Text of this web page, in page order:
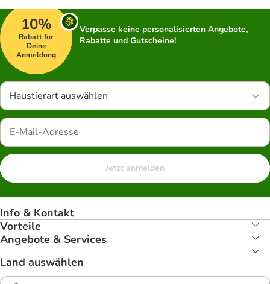
10%
Rabatt für
Deine
Anmeldung
Verpasse keine personalisierten Angebote,
Rabatte und Gutscheine!
Haustierart auswählen
Jetzt anmelden
Info & Kontakt
Vorteile
Angebote & Services
Land auswählen